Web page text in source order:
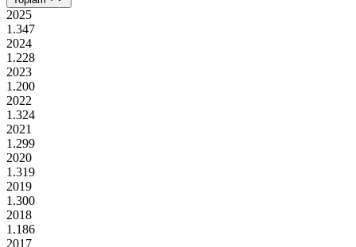
2025
1.347
2024
1.228
2023
1.200
2022
1.324
2021
1.299
2020
1.319
2019
1.300
2018
1.186
2017